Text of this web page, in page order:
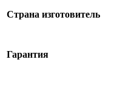
Страна изготовитель
Гарантия